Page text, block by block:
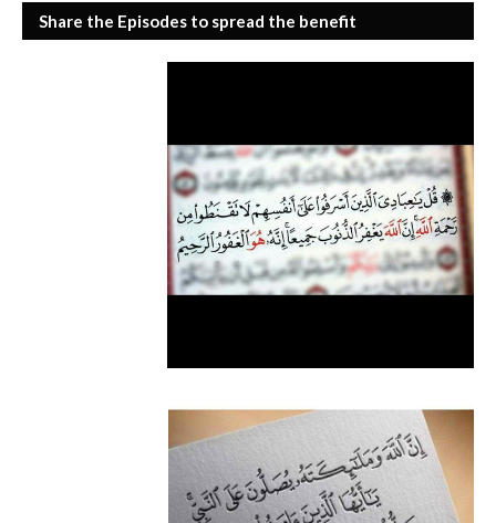
Share the Episodes to spread the benefit